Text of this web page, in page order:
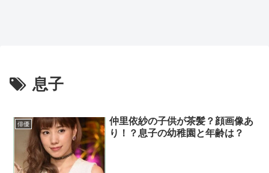
息子
俳優
仲里依紗の子供が茶髪？顔画像あ
り！？息子の幼稚園と年齢は？